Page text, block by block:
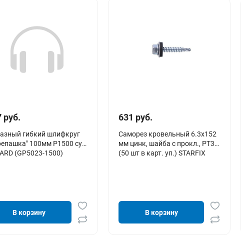
руб.
гибкий шлифкруг
100мм P1500 сух.
(GP5023-1500)
В корзину
631 руб.
Саморез кровельный 6.3х152
мм цинк, шайба с прокл., PT3
(50 шт в карт. уп.) STARFIX
В корзину